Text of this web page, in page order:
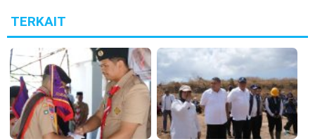
TERKAIT